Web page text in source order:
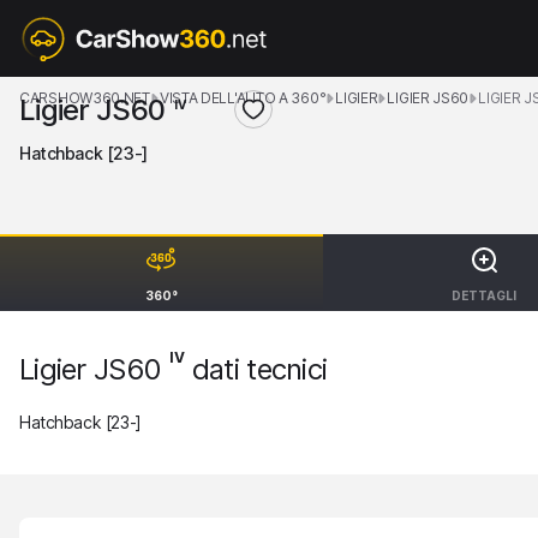
360° DETTAGLI
CARSHOW360.NET VISTA DELL'AUTO A 360° LIGIER LIGIER JS60 LIGIER
Ligier JS60 IV
Hatchback [23-]
Ligier JS60 IV dati tecnici
Hatchback [23-]